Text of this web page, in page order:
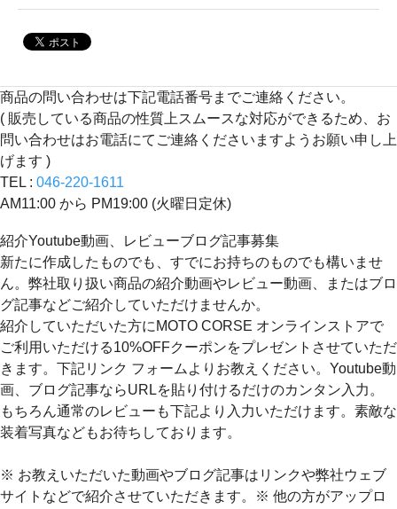
商品の問い合わせは下記電話番号までご連絡ください。
( 販売している商品の性質上スムースな対応ができるため、お
問い合わせはお電話にてご連絡くださいますようお願い申し上
げます )
TEL : 046-220-1611
AM11:00 から PM19:00 (火曜日定休)
紹介Youtube動画、レビューブログ記事募集
新たに作成したものでも、すでにお持ちのものでも構いませ
ん。弊社取り扱い商品の紹介動画やレビュー動画、またはブロ
グ記事などご紹介していただけませんか。
紹介していただいた方にMOTO CORSE オンラインストアで
ご利用いただける10%OFFクーポンをプレゼントさせていただ
きます。下記リンク フォームよりお教えください。Youtube動
画、ブログ記事ならURLを貼り付けるだけのカンタン入力。
もちろん通常のレビューも下記より入力いただけます。素敵な
装着写真などもお待ちしております。
※ お教えいただいた動画やブログ記事はリンクや弊社ウェブ
サイトなどで紹介させていただきます。※ 他の方がアップロ